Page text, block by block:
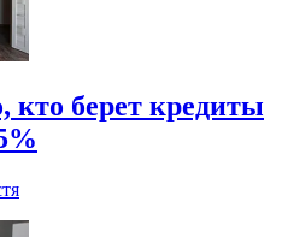
кто берет кредиты